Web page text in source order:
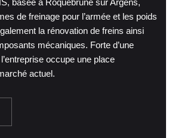
basée à Roquebrune sur Argens,
de freinage pour l’armée et les poids
la rénovation de freins ainsi
mécaniques. Forte d’une
occupe une place
actuel.